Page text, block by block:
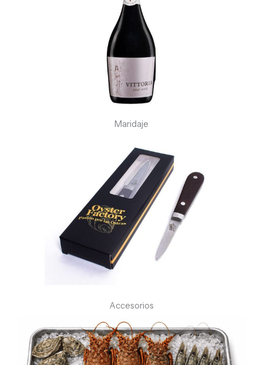
Maridaje
Accesorios